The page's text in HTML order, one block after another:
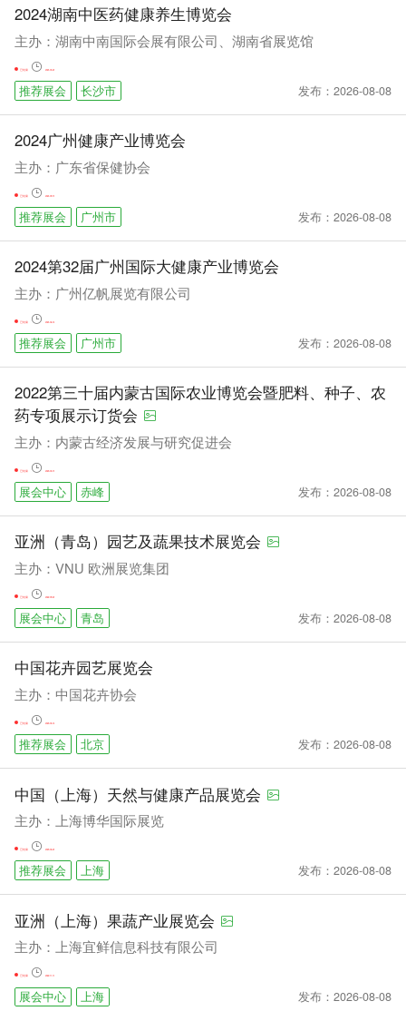
2024湖南中医药健康养生博览会
主办：湖南中南国际会展有限公司、湖南省展览馆
已结束 2024-03-24
推荐展会 长沙市 发布：2026-08-08
2024广州健康产业博览会
主办：广东省保健协会
已结束 2024-09-13
推荐展会 广州市 发布：2026-08-08
2024第32届广州国际大健康产业博览会
主办：广州亿帆展览有限公司
已结束 2024-06-16
推荐展会 广州市 发布：2026-08-08
2022第三十届内蒙古国际农业博览会暨肥料、种子、农
药专项展示订货会
主办：内蒙古经济发展与研究促进会
已结束 2023-03-13
展会中心 赤峰 发布：2026-08-08
亚洲（青岛）园艺及蔬果技术展览会
主办：VNU 欧洲展览集团
已结束 2022-09-24
展会中心 青岛 发布：2026-08-08
中国花卉园艺展览会
主办：中国花卉协会
已结束 2023-05-16
推荐展会 北京 发布：2026-08-08
中国（上海）天然与健康产品展览会
主办：上海博华国际展览
已结束 2023-06-24
推荐展会 上海 发布：2026-08-08
亚洲（上海）果蔬产业展览会
主办：上海宜鲜信息科技有限公司
已结束 2022-11-10
展会中心 上海 发布：2026-08-08